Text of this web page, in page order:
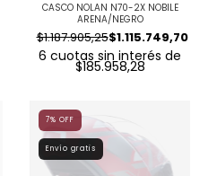
CASCO NOLAN N70-2X NOBILE
ARENA/NEGRO
$1.115.749,70
$1.187.905,25
6 cuotas sin interés de
$185.958,28
7% OFF
Envío gratis